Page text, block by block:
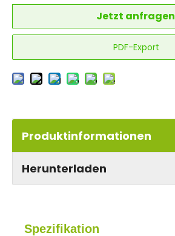
Jetzt anfragen
PDF-Export
Produktinformationen
Herunterladen
Spezifikation